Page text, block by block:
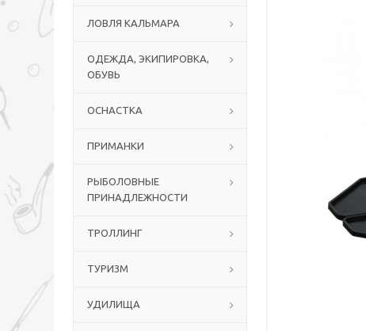
ЛОВЛЯ КАЛЬМАРА
ОДЕЖДА, ЭКИПИРОВКА,
ОБУВЬ
ОСНАСТКА
ПРИМАНКИ
РЫБОЛОВНЫЕ
ПРИНАДЛЕЖНОСТИ
ТРОЛЛИНГ
ТУРИЗМ
УДИЛИЩА